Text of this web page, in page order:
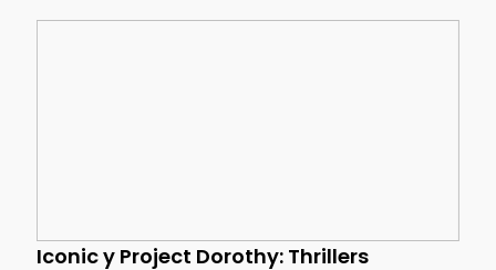
Iconic y Project Dorothy: Thrillers